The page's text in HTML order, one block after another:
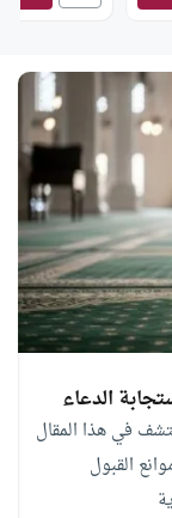
الدعاء
في هذا المقال
القبول